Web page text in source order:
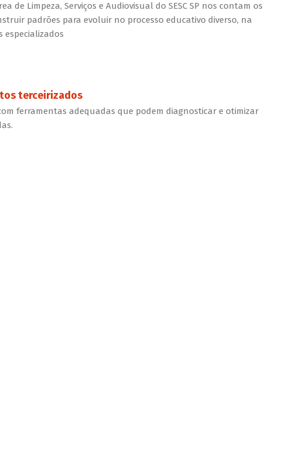
de Limpeza, Serviços e Audiovisual do SESC SP nos contam os
padrões para evoluir no processo educativo diverso, na
especializados
terceirizados
ferramentas adequadas que podem diagnosticar e otimizar